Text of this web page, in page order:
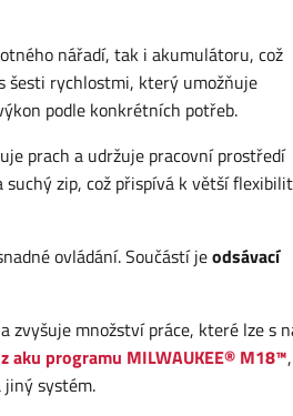
nářadí, tak i akumulátoru, což
šesti rychlostmi, který umožňuje
podle konkrétních potřeb.
prach a udržuje pracovní prostředí
zip, což přispívá k větší
ovládání. Součástí jeodsávací
zvyšuje množství práce, které lze s
z aku programu MILWAUKEE® M18™
systém.